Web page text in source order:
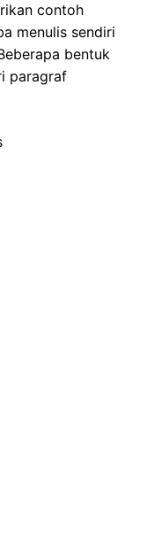
contoh
menulis sendiri
bentuk
paragraf